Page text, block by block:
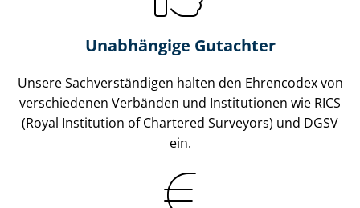
Unabhängige Gutachter
Unsere Sach­ver­stän­di­gen halten den Ehrencodex von
verschiedenen Verbänden und Institutionen wie RICS
(Royal Institution of Chartered Surveyors) und DGSV
ein.